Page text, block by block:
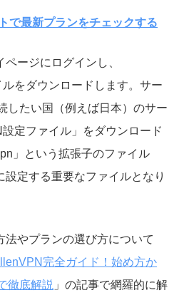
で最新プランをチェックする
ージにログインし、
をダウンロードします。サー
したい国（例えば日本）のサー
定ファイル」をダウンロード
」という拡張子のファイル
定する重要なファイルとなり
やプランの選び方について
完全ガイド！始め方か
徹底解説 」の記事で網羅的に解